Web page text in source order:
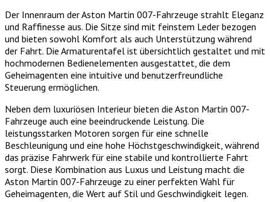
Der Innenraum der Aston Martin 007-Fahrzeuge strahlt Eleganz
und Raffinesse aus. Die Sitze sind mit feinstem Leder bezogen
und bieten sowohl Komfort als auch Unterstützung während
der Fahrt. Die Armaturentafel ist übersichtlich gestaltet und mit
hochmodernen Bedienelementen ausgestattet, die dem
Geheimagenten eine intuitive und benutzerfreundliche
Steuerung ermöglichen.
Neben dem luxuriösen Interieur bieten die Aston Martin 007-
Fahrzeuge auch eine beeindruckende Leistung. Die
leistungsstarken Motoren sorgen für eine schnelle
Beschleunigung und eine hohe Höchstgeschwindigkeit, während
das präzise Fahrwerk für eine stabile und kontrollierte Fahrt
sorgt. Diese Kombination aus Luxus und Leistung macht die
Aston Martin 007-Fahrzeuge zu einer perfekten Wahl für
Geheimagenten, die Wert auf Stil und Geschwindigkeit legen.